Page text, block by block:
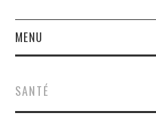
MENU
SANTÉ